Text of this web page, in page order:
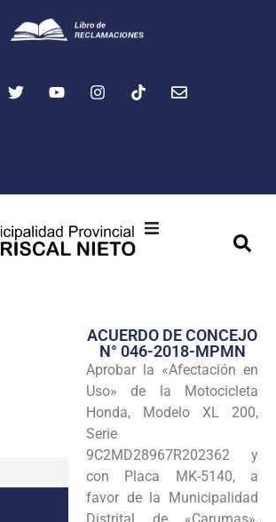
Transparencia
Programas
Intranet
ACUERDO DE CONCEJO
N° 046-2018-MPMN
Aprobar la «Afectación en
Uso» de la Motocicleta
Honda, Modelo XL 200,
Serie
9C2MD28967R202362 y
con Placa MK-5140, a
favor de la Municipalidad
Distrital de «Carumas»,